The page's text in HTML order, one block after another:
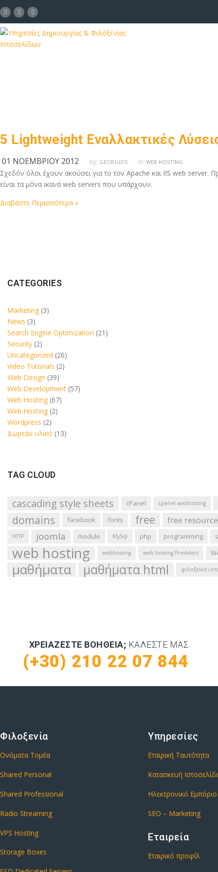
5 Lightweight Εναλλακτικές
01 ΝΟΕΜΒΡΊΟΥ 2012 by: GEORGIOS in: WEB HOSTING
Σχεδόν όλοι έχουν ακούσει για το τον Apache και IIS web server.
είναι τα μόνα ικανά web servers που υπάρχουν.
Διαβάστε Περισσότερα »
CATEGORIES
Marketing (3)
News (3)
Search Engine Optimization (21)
Security (2)
Uncategorized (26)
Video Tutorials (2)
Web Design (39)
Web Development (57)
Web Hosting (67)
Web Hosting (2)
Wordpress (2)
Δωρεάν υλικό (13)
TAG CLOUD
cascading style sheets cPanel cpanel webhosting
domains facebook fonts free free
HTTP joomla module MySql php programming
web hosting webhosting web hosting Providers
μαθήματα μαθήματα html φιλοξενία
ΧΡΕΙΆΖΕΣΤΕ ΒΟΉΘΕΙΑ; ΚΑΛΈΣΤΕ ΜΑΣ
(+30) 210 22 07 844
Φιλοξενία
Ονόματα Τομέα
Shared Personal
Shared Professional
Radio Streaming
VPS Hosting
Storage Boxes
Υπηρεσίες
Εταιρική Ταυτότητα
Κατασκευή
Ηλεκτρονικό Εμπόριο
SEO – Marketing
Εταιρεία
Εταιρικό προφίλ